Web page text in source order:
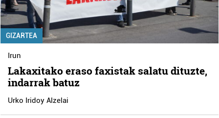
GIZARTEA
Irun
Lakaxitako eraso faxistak salatu dituzte,
indarrak batuz
Urko Iridoy Alzelai